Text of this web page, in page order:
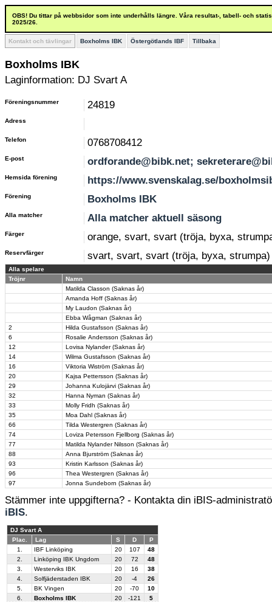
OBS! Du tittar på webbsidor som inte underhålls längre. Våra resultat-, tabell- och
2025/26.
Kontakt och tävlingar Boxholms IBK Östergötlands IBF Tillbaka
Boxholms IBK
Laginformation: DJ Svart A
Föreningsnummer 24819
Adress
Telefon 0768708412
E-post ordforande@bibk.net;
Hemsida förening https://www.svenskalag.se/
Förening Boxholms IBK
Alla matcher Alla matcher aktuell säsong
Färger orange, svart, svart (tröja, byxa,
Reservfärger svart, svart, svart (tröja, byxa, strumpa)
Alla spelare
Tröjnr
Namn
Matilda Classon (Saknas år)
Amanda Hoff (Saknas år)
My Laudon (Saknas år)
Ebba Wågman (Saknas år)
2
Hilda Gustafsson (Saknas år)
6
Rosalie Andersson (Saknas år)
12
Lovisa Nylander (Saknas år)
14
Wilma Gustafsson (Saknas år)
16
Viktoria Wiström (Saknas år)
20
Kajsa Pettersson (Saknas år)
29
Johanna Kulojärvi (Saknas år)
32
Hanna Nyman (Saknas år)
33
Molly Fridh (Saknas år)
35
Moa Dahl (Saknas år)
66
Tilda Westergren (Saknas år)
74
Loviza Petersson Fjellborg (Saknas år)
77
Matilda Nylander Nilsson (Saknas år)
88
Anna Bjurström (Saknas år)
93
Kristin Karlsson (Saknas år)
96
Thea Westergren (Saknas år)
97
Jonna Sundeborn (Saknas år)
Stämmer inte uppgifterna? - Kontakta din iBIS-
iBIS.
DJ Svart A
Plac.
Lag S D P
1. IBF Linköping 20 107
48
2.
Linköping IBK Ungdom 20 72
48
3.
Westerviks IBK 20 16
38
4.
Solfjäderstaden IBK 20 -4
26
5.
BK Vingen 20 -70
10
6.
Boxholms IBK 20 -121 5